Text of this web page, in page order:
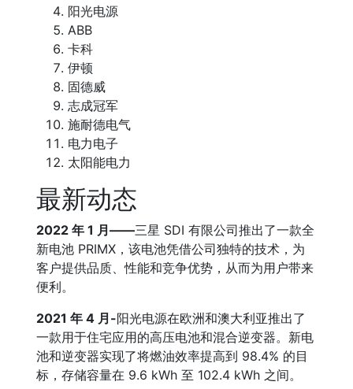
阳光电源
ABB
卡科
伊顿
固德威
志成冠军
施耐德电气
电力电子
太阳能电力
最新动态
2022 年 1 月——三星 SDI 有限公司推出了一款全
新电池 PRIMX，该电池凭借公司独特的技术，为
客户提供品质、性能和竞争优势，从而为用户带来
便利。
2021 年 4 月-阳光电源在欧洲和澳大利亚推出了
一款用于住宅应用的高压电池和混合逆变器。新电
池和逆变器实现了将燃油效率提高到 98.4% 的目
标，存储容量在 9.6 kWh 至 102.4 kWh 之间。